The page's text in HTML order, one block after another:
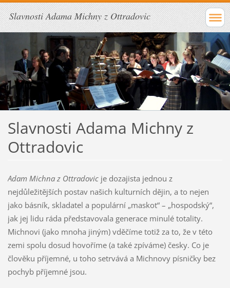
Slavnosti Adama Michny z Ottradovic
Slavnosti Adama Michny z
Ottradovic
Adam Michna z Ottradovicje dozajista jednou z
nejdůležitějších postav našich kulturních dějin, a to nejen
jako básník, skladatel a populární „maskot“ – „hospodský“,
jak jej lidu ráda představovala generace minulé totality.
Michnovi (jako mnoha jiným) vděčíme totiž za to, že v této
zemi spolu dosud hovoříme (a také zpíváme) česky. Co je
člověku příjemné, u toho setrvává a Michnovy písničky bez
pochyb příjemné jsou.